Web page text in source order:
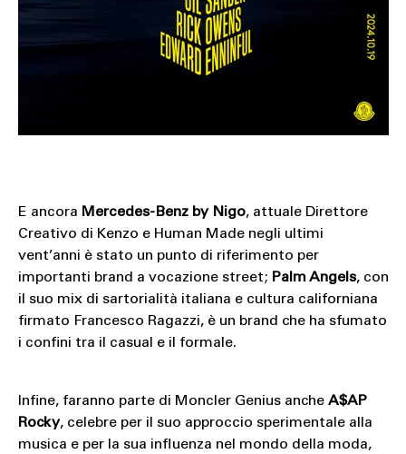
E ancora Mercedes-Benz by Nigo, attuale Direttore
Creativo di Kenzo e Human Made negli ultimi
vent’anni è stato un punto di riferimento per
importanti brand a vocazione street; Palm Angels, con
il suo mix di sartorialità italiana e cultura californiana
firmato Francesco Ragazzi, è un brand che ha sfumato
i confini tra il casual e il formale.
Infine, faranno parte di Moncler Genius anche A$AP
Rocky, celebre per il suo approccio sperimentale alla
musica e per la sua influenza nel mondo della moda,